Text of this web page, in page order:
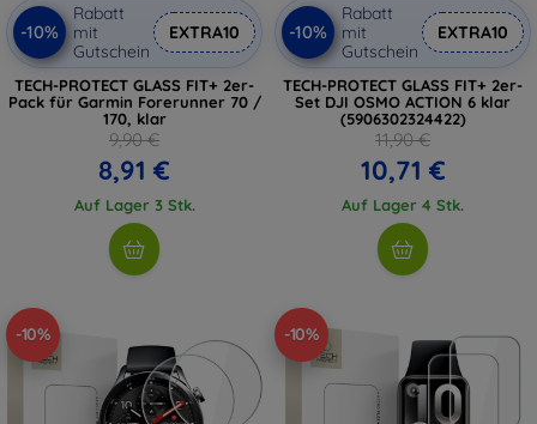
-10%
Rabatt
mit
Gutschein
EXTRA10
TECH-PROTECT GLASS FIT+ 2er-
Pack für Garmin Forerunner 70 /
170, klar
9,90 €
8,91 €
Auf Lager 3 Stk.
-10%
Rabatt
mit
Gutschein
EXTRA10
TECH-PROTECT GLASS FIT+ 2er-
Set DJI OSMO ACTION 6 klar
(5906302324422)
11,90 €
10,71 €
Auf Lager 4 Stk.
-10% -10%